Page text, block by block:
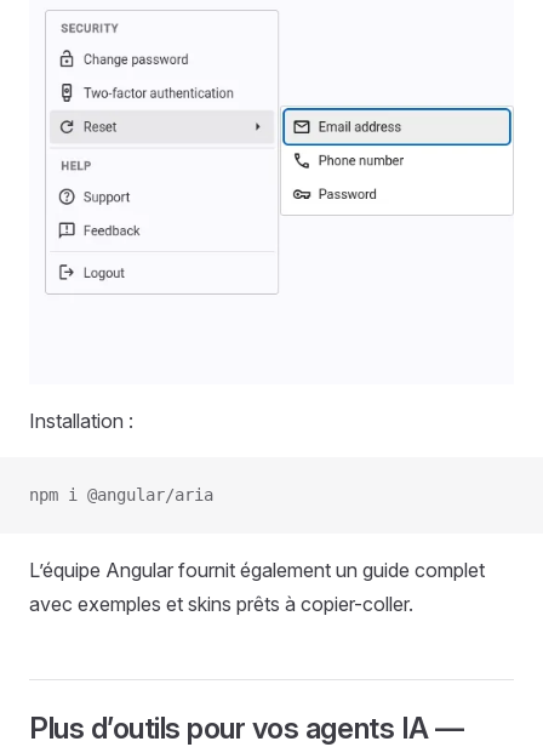
Installation :
npm i @angular/aria
L’équipe Angular fournit également un guide complet
avec exemples et skins prêts à copier-coller.
Plus d’outils pour vos agents IA —